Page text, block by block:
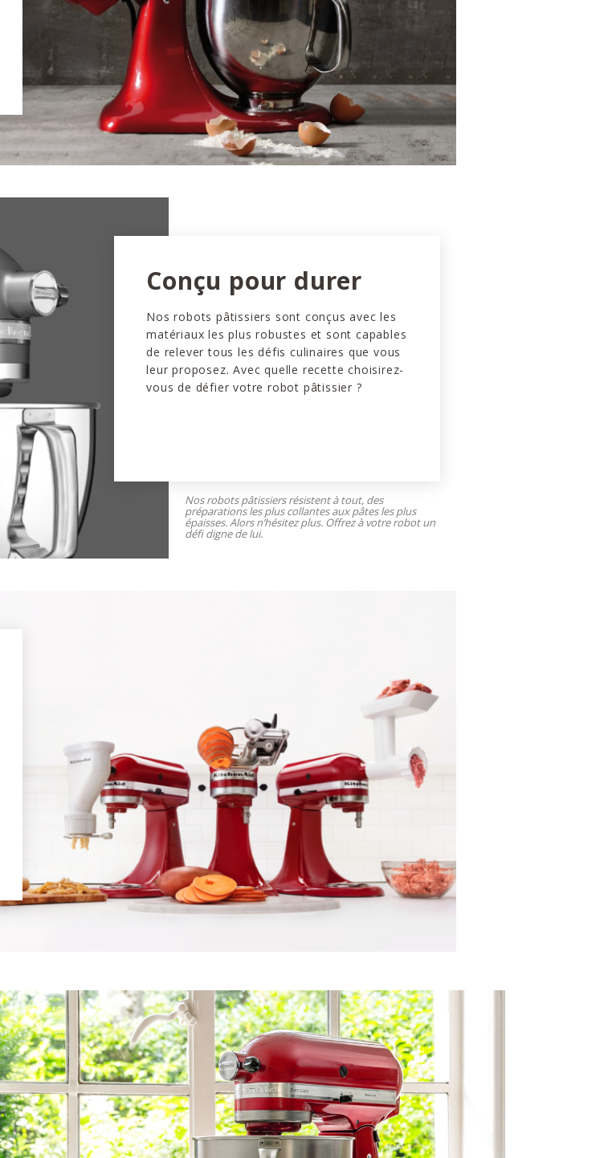
Conçu pour durer
Nos robots pâtissiers sont conçus avec les
matériaux les plus robustes et sont capables
de relever tous les défis culinaires que vous
leur proposez. Avec quelle recette choisirez-
vous de défier votre robot pâtissier ?
Nos robots pâtissiers résistent à tout, des
préparations les plus collantes aux pâtes les plus
épaisses. Alors n’hésitez plus. Offrez à votre robot un
défi digne de lui.